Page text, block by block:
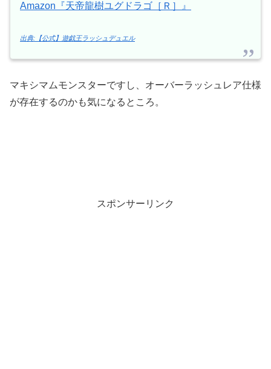
Amazon『天帝龍樹ユグドラゴ［Ｒ］』
出典:【公式】遊戯王ラッシュデュエル
マキシマムモンスターですし、オーバーラッシュレア仕様
が存在するのかも気になるところ。
スポンサーリンク